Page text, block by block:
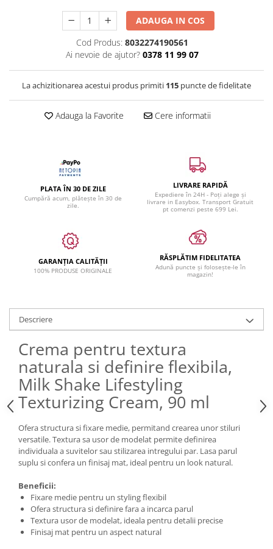
ADAUGA IN COS
Cod Produs: 8032274190561
Ai nevoie de ajutor? 0378 11 99 07
La achizitionarea acestui produs primiti 115 puncte de fidelitate
Adauga la Favorite Cere informatii
PLATA ÎN 30 DE ZILE
Cumpără acum, plătește în 30 de
zile.
LIVRARE RAPIDĂ
Expediere în 24H - Poți alege și
livrare in Easybox. Transport Gratuit
pt comenzi peste 699 Lei.
GARANȚIA CALITĂȚII
100% PRODUSE ORIGINALE
RĂSPLĂTIM FIDELITATEA
Adună puncte și folosește-le în
magazin!
Descriere
Crema pentru textura
naturala si definire flexibila,
Milk Shake Lifestyling
Texturizing Cream, 90 ml
Ofera structura si fixare medie, permitand crearea unor stiluri
versatile. Textura sa usor de modelat permite definirea
individuala a suvitelor sau stilizarea intregului par. Lasa parul
suplu si confera un finisaj mat, ideal pentru un look natural.
Beneficii:
Fixare medie pentru un styling flexibil
Ofera structura si definire fara a incarca parul
Textura usor de modelat, ideala pentru detalii precise
Finisaj mat pentru un aspect natural